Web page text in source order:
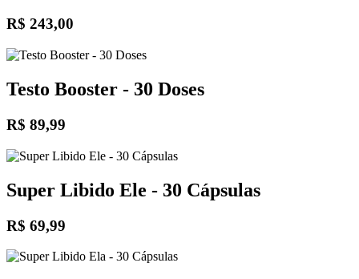
R$ 243,00
Testo Booster - 30 Doses
R$ 89,99
Super Libido Ele - 30 Cápsulas
R$ 69,99